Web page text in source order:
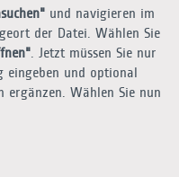
und navigieren im
der Datei. Wählen Sie
. Jetzt müssen Sie nur
eingeben und optional
ergänzen. Wählen Sie nun